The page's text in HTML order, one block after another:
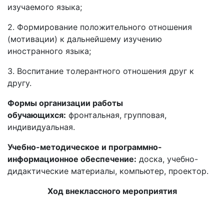
изучаемого языка;
2. Формирование положительного отношения
(мотивации) к дальнейшему изучению
иностранного языка;
3. Воспитание толерантного отношения друг к
другу.
Формы организации работы
обучающихся: фронтальная, групповая,
индивидуальная.
Учебно-методическое и программно-
информационное обеспечение: доска, учебно-
дидактические материалы, компьютер, проектор.
Ход внеклассного мероприятия